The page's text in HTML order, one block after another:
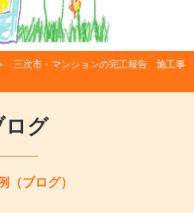
三次市・マンションの完工報告 施工事
ログ
（ブログ）